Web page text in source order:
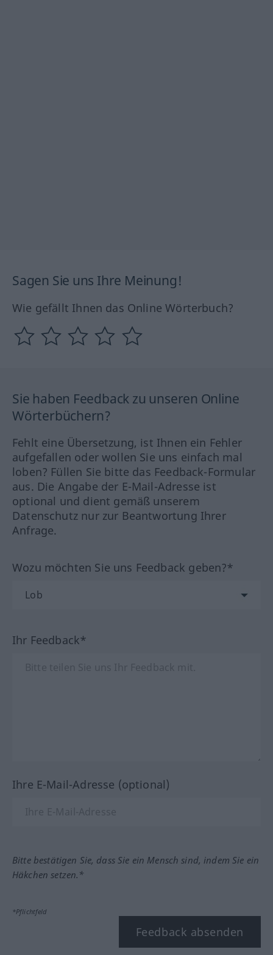
Sagen Sie uns Ihre Meinung!
Wie gefällt Ihnen das Online Wörterbuch?
Sie haben Feedback zu unseren Online
Wörterbüchern?
Fehlt eine Übersetzung, ist Ihnen ein Fehler
aufgefallen oder wollen Sie uns einfach mal
loben? Füllen Sie bitte das Feedback-Formular
aus. Die Angabe der E-Mail-Adresse ist
optional und dient gemäß unserem
Datenschutz nur zur Beantwortung Ihrer
Anfrage.
Wozu möchten Sie uns Feedback geben?*
Ihr Feedback*
Ihre E-Mail-Adresse (optional)
Bitte bestätigen Sie, dass Sie ein Mensch sind, indem Sie ein
Häkchen setzen.*
*Pflichtfeld
Feedback absenden